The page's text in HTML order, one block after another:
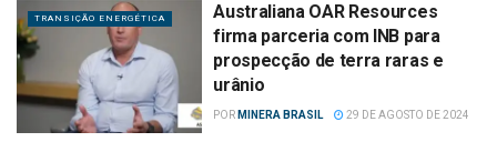
TRANSIÇÃO ENERGÉTICA
Australiana OAR Resources
firma parceria com INB para
prospecção de terra raras e
urânio
POR MINERA BRASIL 29 DE AGOSTO DE 2024